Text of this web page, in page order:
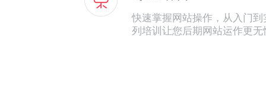
快速掌握网站操作，从入门
列培训让您后期网站运作更